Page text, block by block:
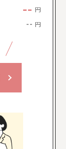
-- 円
-- 円